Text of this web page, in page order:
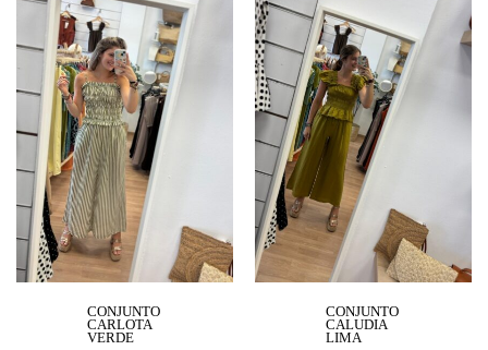
CONJUNTO
CARLOTA
VERDE
CONJUNTO
CALUDIA
LIMA